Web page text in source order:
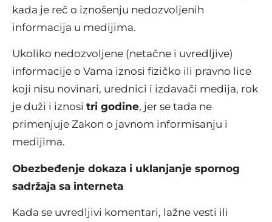
kada je reč o iznošenju nedozvoljenih
informacija u medijima.
Ukoliko nedozvoljene (netačne i uvredljive)
informacije o Vama iznosi fizičko ili pravno lice
koji nisu novinari, urednici i izdavači medija, rok
je duži i iznosi tri godine, jer se tada ne
primenjuje Zakon o javnom informisanju i
medijima.
Obezbeđenje dokaza i uklanjanje spornog
sadržaja sa interneta
Kada se uvredljivi komentari, lažne vesti ili